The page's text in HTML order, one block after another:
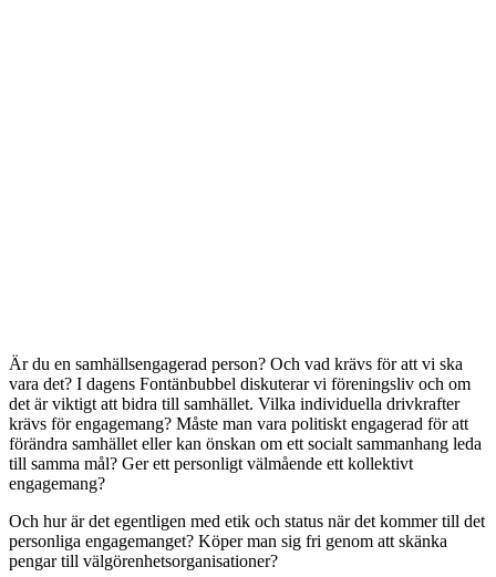
Är du en samhällsengagerad person? Och vad krävs för att vi ska
vara det? I dagens Fontänbubbel diskuterar vi föreningsliv och om
det är viktigt att bidra till samhället. Vilka individuella drivkrafter
krävs för engagemang? Måste man vara politiskt engagerad för att
förändra samhället eller kan önskan om ett socialt sammanhang leda
till samma mål? Ger ett personligt välmående ett kollektivt
engagemang?
Och hur är det egentligen med etik och status när det kommer till det
personliga engagemanget? Köper man sig fri genom att skänka
pengar till välgörenhetsorganisationer?